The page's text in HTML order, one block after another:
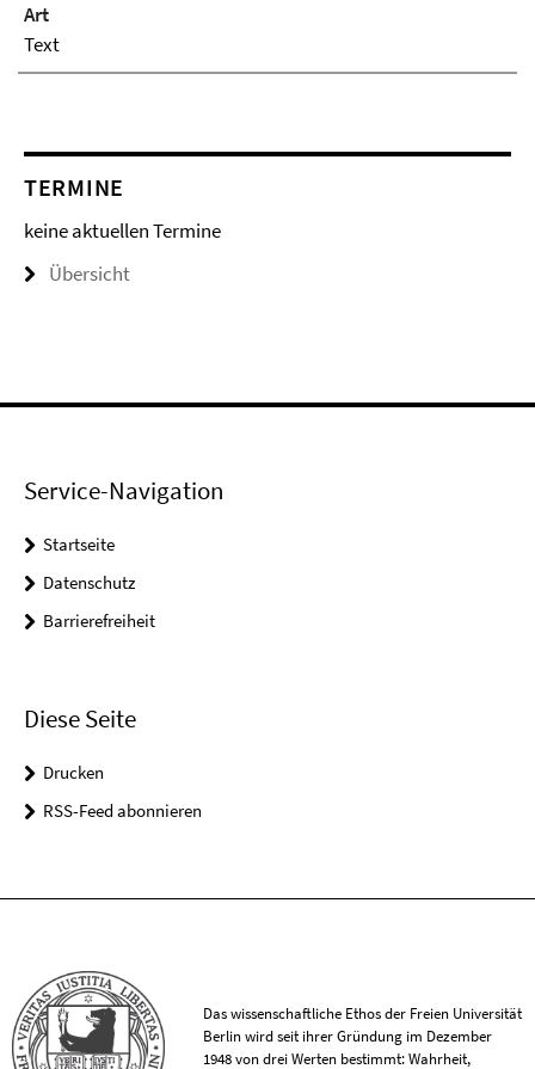
Art
Text
TERMINE
keine aktuellen Termine
Übersicht
Service-Navigation
Startseite
Datenschutz
Barrierefreiheit
Diese Seite
Drucken
RSS-Feed abonnieren
Das wissenschaftliche Ethos der Freien Universität
Berlin wird seit ihrer Gründung im Dezember
1948 von drei Werten bestimmt: Wahrheit,